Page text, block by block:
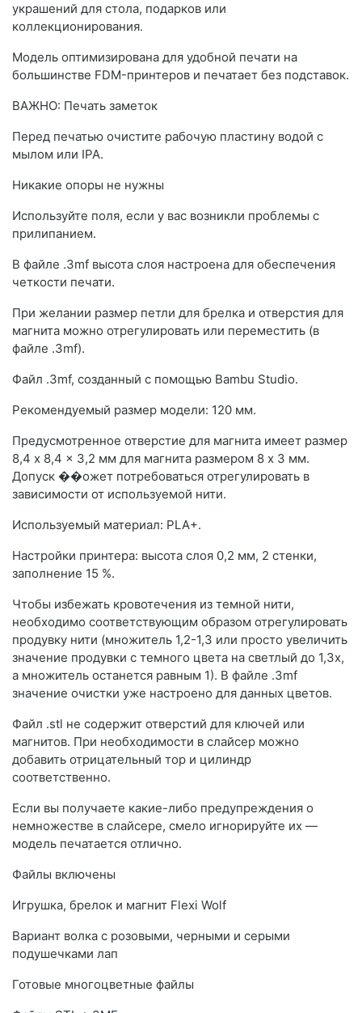
украшений для стола, подарков или
коллекционирования.
Модель оптимизирована для удобной печати на
большинстве FDM-принтеров и печатает без подставок.
ВАЖНО: Печать заметок
Перед печатью очистите рабочую пластину водой с
мылом или IPA.
Никакие опоры не нужны
Используйте поля, если у вас возникли проблемы с
прилипанием.
В файле .3mf высота слоя настроена для обеспечения
четкости печати.
При желании размер петли для брелка и отверстия для
магнита можно отрегулировать или переместить (в
файле .3mf).
Файл .3mf, созданный с помощью Bambu Studio.
Рекомендуемый размер модели: 120 мм.
Предусмотренное отверстие для магнита имеет размер
8,4 x 8,4 x 3,2 мм для магнита размером 8 x 3 мм.
Допуск ��ожет потребоваться отрегулировать в
зависимости от используемой нити.
Используемый материал: PLA+.
Настройки принтера: высота слоя 0,2 мм, 2 стенки,
заполнение 15 %.
Чтобы избежать кровотечения из темной нити,
необходимо соответствующим образом отрегулировать
продувку нити (множитель 1,2-1,3 или просто увеличить
значение продувки с темного цвета на светлый до 1,3x,
а множитель останется равным 1). В файле .3mf
значение очистки уже настроено для данных цветов.
Файл .stl не содержит отверстий для ключей или
магнитов. При необходимости в слайсер можно
добавить отрицательный тор и цилиндр
соответственно.
Если вы получаете какие-либо предупреждения о
немножестве в слайсере, смело игнорируйте их —
модель печатается отлично.
Файлы включены
Игрушка, брелок и магнит Flexi Wolf
Вариант волка с розовыми, черными и серыми
подушечками лап
Готовые многоцветные файлы